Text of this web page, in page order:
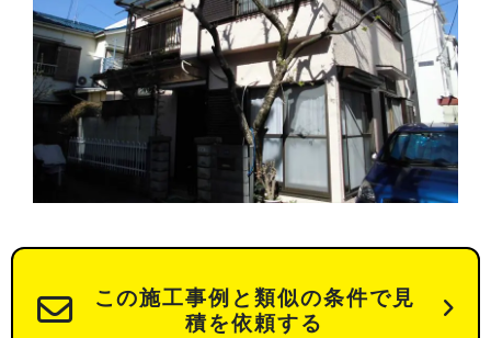
この施工事例と類似の条件で見
積を依頼する